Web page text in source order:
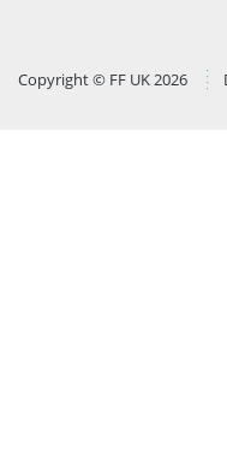
Copyright © FF UK 2026